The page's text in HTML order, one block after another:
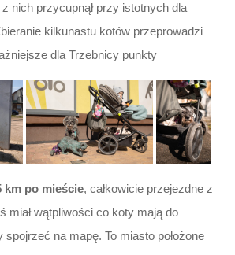
nich przycupnął przy istotnych dla
kilkunastu kotów przeprowadzi
dla Trzebnicy punkty
km po mieście, całkowicie przejezdne z
miał wątpliwości co koty mają do
na mapę. To miasto położone